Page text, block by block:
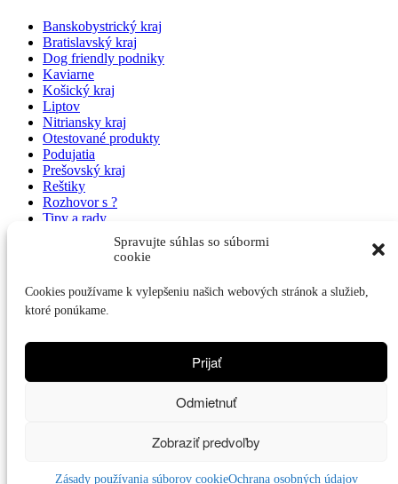
Spravujte súhlas so súbormi
cookie
Cookies používame k vylepšeniu našich webových stránok a služieb,
ktoré ponúkame.
Prijať
Odmietnuť
Zobraziť predvoľby
Zásady používania súborov cookieOchrana osobných údajov
Banskobystrický kraj
Bratislavský kraj
Dog friendly podniky
Kaviarne
Košický kraj
Liptov
Nitriansky kraj
Otestované produkty
Podujatia
Prešovský kraj
Reštiky
Rozhovor s ?
Tipy a rady
Trenčiansky kraj
Trnavský kraj
Ubytovanie pre páničkov a psíkov
Výlet so psíkom
Vysoké Tatry
Zaujímavosti
Kozmetika Petuxe-starostlivosť o psíka, ako v salóne
Copyright © 2026 Veronika Línerová